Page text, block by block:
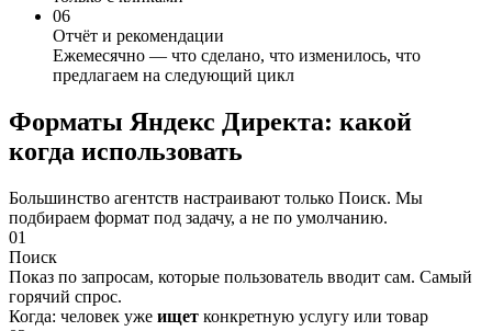
06
Отчёт и рекомендации
Ежемесячно — что сделано, что изменилось, что
предлагаем на следующий цикл
Форматы Яндекс Директа: какой
когда использовать
Большинство агентств настраивают только Поиск. Мы
подбираем формат под задачу, а не по умолчанию.
01
Поиск
Показ по запросам, которые пользователь вводит сам. Самый
горячий спрос.
Когда: человек уже ищет конкретную услугу или товар